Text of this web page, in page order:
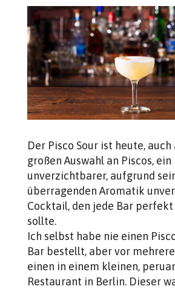
Der Pisco Sour ist heute,
großen Auswahl an Piscos, ein
unverzichtbarer, aufgrund
überragenden Aromatik
Cocktail, den jede Bar
sollte.
Ich selbst habe nie einen
Bar bestellt, aber vor
einen in einem kleinen,
Restaurant in Berlin. Dieser